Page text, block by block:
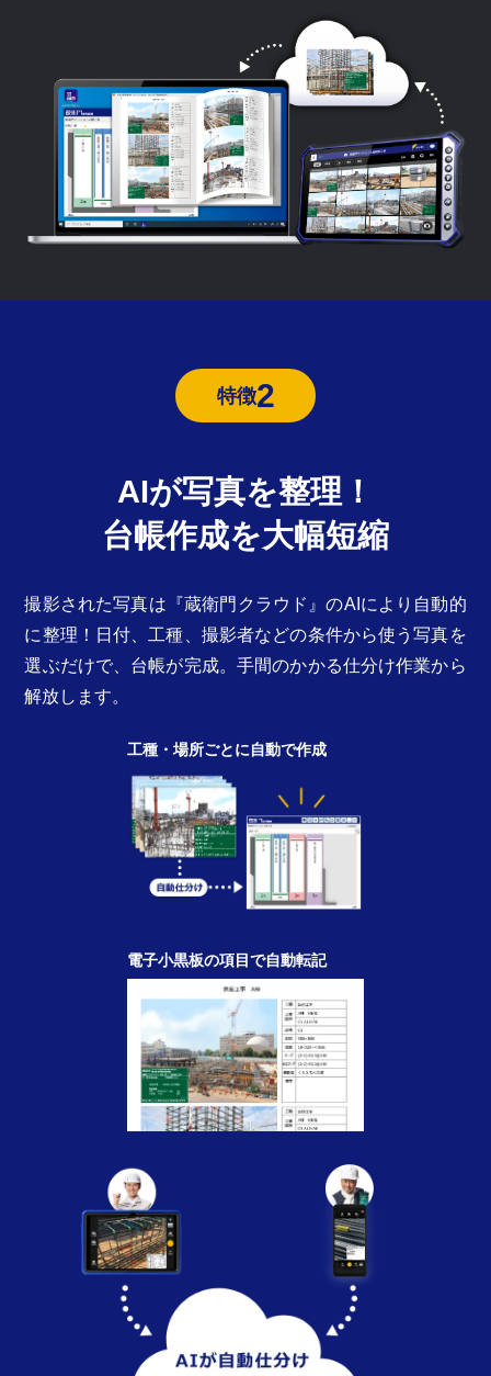
特徴2
AIが写真を整理！
台帳作成を大幅短縮
撮影された写真は『蔵衛門クラウド』のAIにより自動的
に整理！日付、工種、撮影者などの条件から使う写真を
選ぶだけで、台帳が完成。手間のかかる仕分け作業から
解放します。
工種・場所ごとに自動で作成
電子小黒板の項目で自動転記